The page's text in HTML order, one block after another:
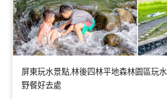
屏東玩水景點,林後四林平地森林園區玩
野餐好去處